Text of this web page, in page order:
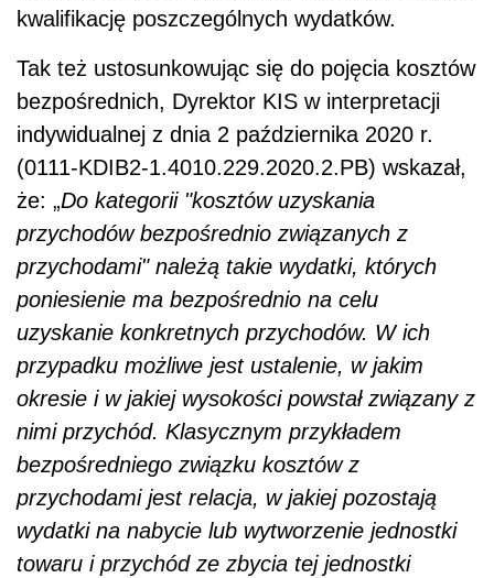
kwalifikację poszczególnych wydatków.
Tak też ustosunkowując się do pojęcia kosztów
bezpośrednich, Dyrektor KIS w interpretacji
indywidualnej z dnia 2 października 2020 r.
(0111-KDIB2-1.4010.229.2020.2.PB) wskazał,
że: „Do kategorii "kosztów uzyskania
przychodów bezpośrednio związanych z
przychodami" należą takie wydatki, których
poniesienie ma bezpośrednio na celu
uzyskanie konkretnych przychodów. W ich
przypadku możliwe jest ustalenie, w jakim
okresie i w jakiej wysokości powstał związany z
nimi przychód. Klasycznym przykładem
bezpośredniego związku kosztów z
przychodami jest relacja, w jakiej pozostają
wydatki na nabycie lub wytworzenie jednostki
towaru i przychód ze zbycia tej jednostki